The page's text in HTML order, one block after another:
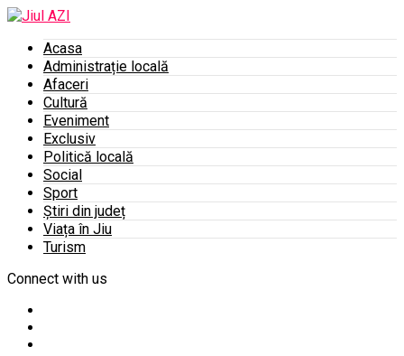
Acasa
Administrație locală
Afaceri
Cultură
Eveniment
Exclusiv
Politică locală
Social
Sport
Știri din județ
Viața în Jiu
Turism
Connect with us